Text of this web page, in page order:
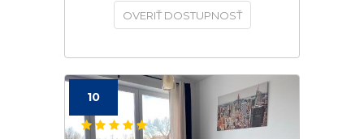
OVERIŤ DOSTUPNOSŤ
10